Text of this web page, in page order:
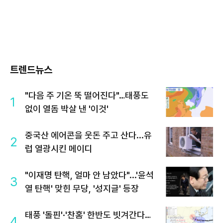
트렌드뉴스
1
"다음 주 기온 뚝 떨어진다"…태풍도
없이 열돔 박살 낸 '이것'
2
중국산 에어콘을 웃돈 주고 산다...유
럽 열광시킨 메이디
3
"이재명 탄핵, 얼마 안 남았다"...'윤석
열 탄핵' 맞힌 무당, '성지글' 등장
태풍 '돌핀'·'찬홈' 한반도 빗겨간다…